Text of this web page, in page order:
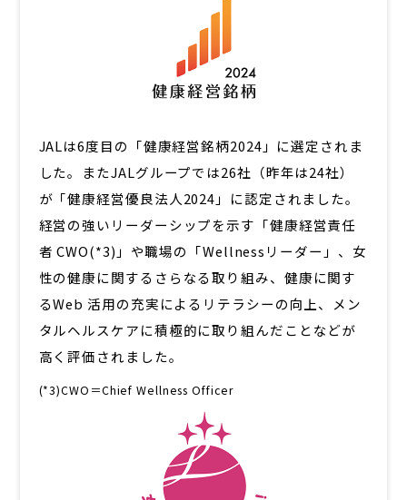
JALは6度目の「健康経営銘柄2024」に選定されま
した。またJALグループでは26社（昨年は24社）
が「健康経営優良法人2024」に認定されました。
経営の強いリーダーシップを示す「健康経営責任
者 CWO(*3)」や職場の「Wellnessリーダー」、女
性の健康に関するさらなる取り組み、健康に関す
るWeb 活用の充実によるリテラシーの向上、メン
タルヘルスケアに積極的に取り組んだことなどが
高く評価されました。
(*3)CWO＝Chief Wellness Officer